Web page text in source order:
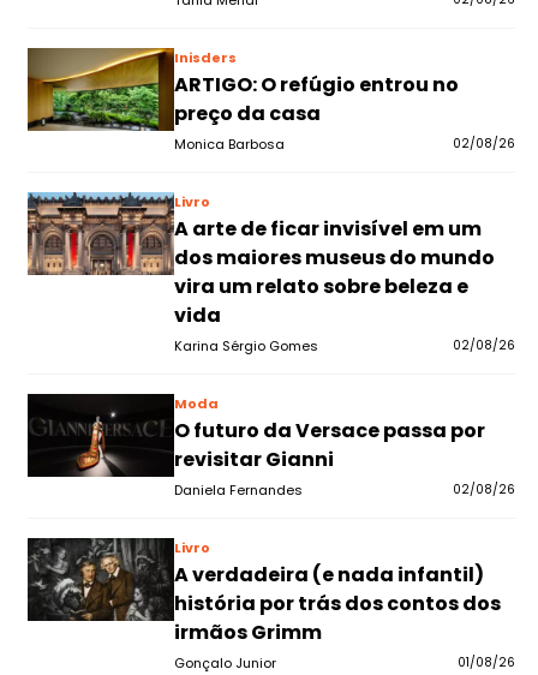
Inisders
ARTIGO: O refúgio entrou no
preço da casa
Monica Barbosa 02/08/26
Livro
A arte de ficar invisível em um
dos maiores museus do mundo
vira um relato sobre beleza e
vida
Karina Sérgio Gomes 02/08/26
Moda
O futuro da Versace passa por
revisitar Gianni
Daniela Fernandes 02/08/26
Livro
A verdadeira (e nada infantil)
história por trás dos contos dos
irmãos Grimm
Gonçalo Junior 01/08/26